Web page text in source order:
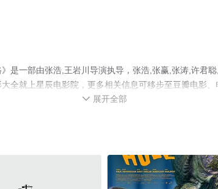
是一部由张浩,王岩川导演执导，张浩,张赢,张涛,许君
全就上星辰电影院，更多相关信息可移步至豆瓣电影、
 展开全部